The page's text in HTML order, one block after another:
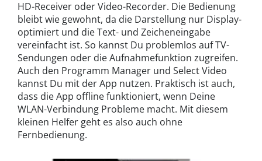
HD-Receiver oder Video-Recorder. Die Bedienung
bleibt wie gewohnt, da die Darstellung nur Display-
optimiert und die Text- und Zeicheneingabe
vereinfacht ist. So kannst Du problemlos auf TV-
Sendungen oder die Aufnahmefunktion zugreifen.
Auch den Programm Manager und Select Video
kannst Du mit der App nutzen. Praktisch ist auch,
dass die App offline funktioniert, wenn Deine
WLAN-Verbindung Probleme macht. Mit diesem
kleinen Helfer geht es also auch ohne
Fernbedienung.